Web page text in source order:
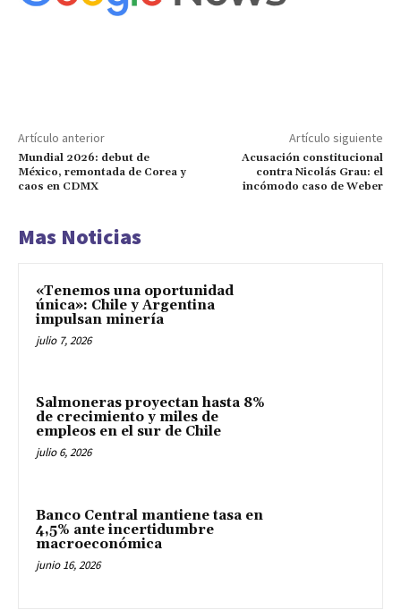
Artículo anterior
Mundial 2026: debut de
México, remontada de Corea y
caos en CDMX
Artículo siguiente
Acusación constitucional
contra Nicolás Grau: el
incómodo caso de Weber
Mas Noticias
«Tenemos una oportunidad
única»: Chile y Argentina
impulsan minería
julio 7, 2026
Salmoneras proyectan hasta 8%
de crecimiento y miles de
empleos en el sur de Chile
julio 6, 2026
Banco Central mantiene tasa en
4,5% ante incertidumbre
macroeconómica
junio 16, 2026